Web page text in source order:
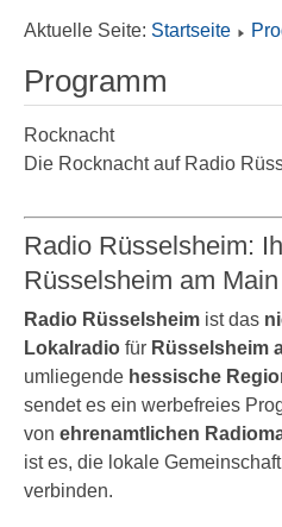
Aktuelle Seite: Startseite
Programm
Rocknacht
Die Rocknacht auf Radio
Radio Rüsselsheim:
Rüsselsheim am Main
Radio Rüsselsheim ist das
Lokalradio für Rüsselsheim
umliegende hessische
sendet es ein werbefreies
von ehrenamtlichen
ist es, die lokale
verbinden.